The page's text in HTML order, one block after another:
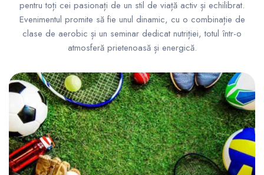
pentru toți cei pasionați de un stil de viață activ și echilibrat.
Evenimentul promite să fie unul dinamic, cu o combinație de
clase de aerobic și un seminar dedicat nutriției, totul într-o
atmosferă prietenoasă și energică.